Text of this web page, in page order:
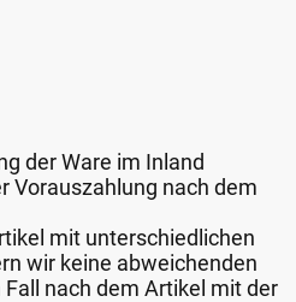
der Ware im Inland
Vorauszahlung nach dem
mit unterschiedlichen
wir keine abweichenden
nach dem Artikel mit der